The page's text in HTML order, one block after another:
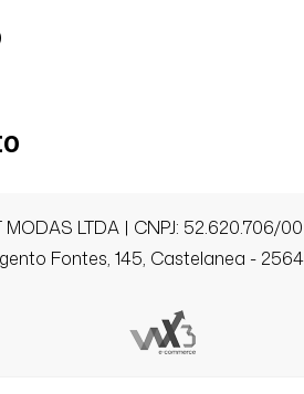
MODAS LTDA | CNPJ: 52.620.706/
Fontes, 145, Castelanea -